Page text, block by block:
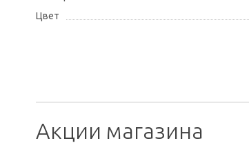
Цвет
Акции магазина